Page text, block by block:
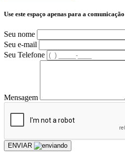
Use este espaço apenas para a
Seu nome
Seu e-mail
Seu Telefone
Mensagem
ENVIAR